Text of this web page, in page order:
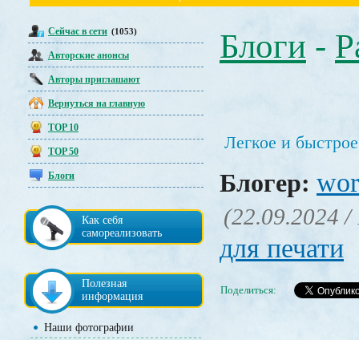
Сейчас в сети (1053)
Авторские анонсы
Авторы приглашают
Вернуться на главную
TOP 10
TOP 50
Блоги
Как себя
самореализовать
Полезная
информация
Наши фотографии
Блоги -
Легкое и
Блогер:
(22.09.2024 /
для печати
Поделиться: